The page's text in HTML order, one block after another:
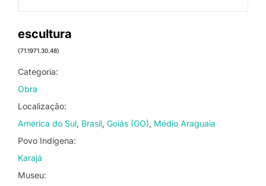
escultura
(71.1971.30.48)
Categoria:
Obra
Localização:
America do Sul Brasil Goiás (GO) Médio Araguaia
Povo Indígena:
Karajá
Museu: